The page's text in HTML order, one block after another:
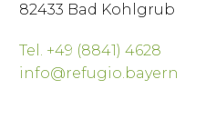
82433 Bad Kohlgrub
Tel. +49 (8841) 4628
info@refugio.bayern